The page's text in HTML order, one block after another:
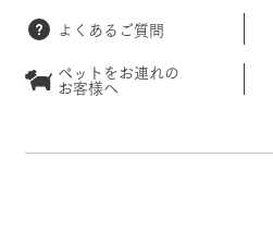
よくあるご質問
ペットをお連れの
お客様へ